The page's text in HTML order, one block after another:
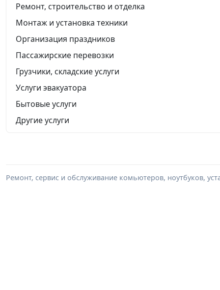
Ремонт, строительство и отделка
Монтаж и установка техники
Организация праздников
Пассажирские перевозки
Грузчики, складские услуги
Услуги эвакуатора
Бытовые услуги
Другие услуги
Ремонт, сервис и обслуживание комьютеров, ноутбуков,